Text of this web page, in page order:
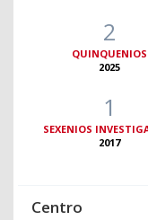
2
QUINQUENIOS
2025
1
SEXENIOS
2017
Centro